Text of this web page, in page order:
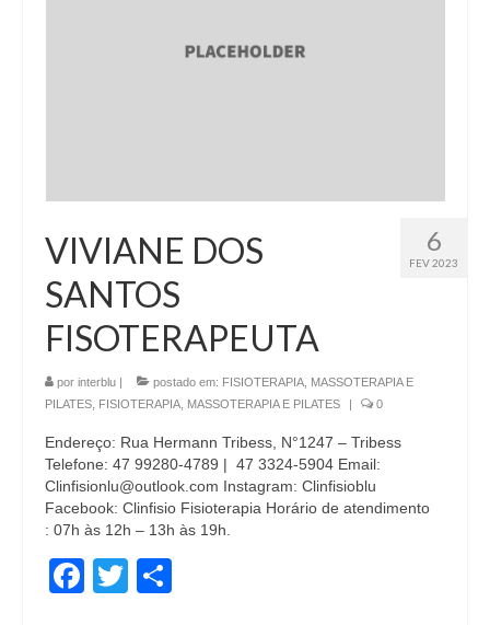
6
FEV 2023
VIVIANE DOS
SANTOS
FISOTERAPEUTA
por interblu | postado em: FISIOTERAPIA, MASSOTERAPIA E
PILATES FISIOTERAPIA, MASSOTERAPIA E PILATES | 0
Endereço: Rua Hermann Tribess, N°1247 – Tribess
Telefone: 47 99280-4789 | 47 3324-5904 Email:
Clinfisionlu@outlook.com Instagram: Clinfisioblu
Facebook: Clinfisio Fisioterapia Horário de atendimento
: 07h às 12h – 13h às 19h.
Facebook
Twitter